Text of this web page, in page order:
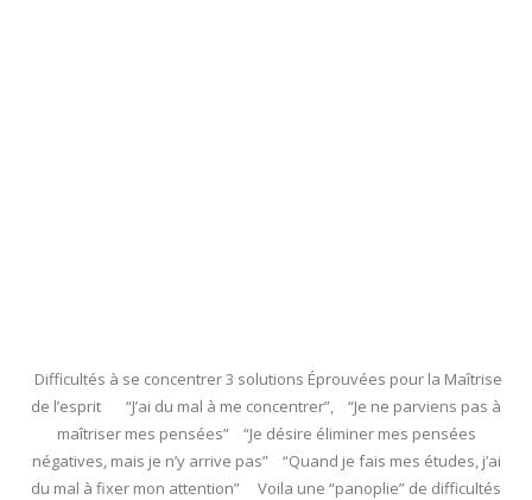
Difficultés à se concentrer 3 solutions Éprouvées pour la Maîtrise
de l’esprit “J’ai du mal à me concentrer”, “Je ne parviens pas à
maîtriser mes pensées” “Je désire éliminer mes pensées
négatives, mais je n’y arrive pas” “Quand je fais mes études, j’ai
du mal à fixer mon attention” Voila une “panoplie” de difficultés